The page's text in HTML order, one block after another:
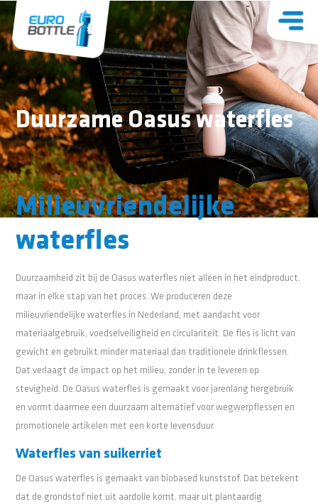
Duurzame Oasus waterfles
Milieuvriendelijke
waterfles
Duurzaamheid zit bij de Oasus waterfles niet alleen in het eindproduct,
maar in elke stap van het proces. We produceren deze
milieuvriendelijke waterfles in Nederland, met aandacht voor
materiaalgebruik, voedselveiligheid en circulariteit. De fles is licht van
gewicht en gebruikt minder materiaal dan traditionele drinkflessen.
Dat verlaagt de impact op het milieu, zonder in te leveren op
stevigheid. De Oasus waterfles is gemaakt voor jarenlang hergebruik
en vormt daarmee een duurzaam alternatief voor wegwerpflessen en
promotionele artikelen met een korte levensduur.
Waterfles van suikerriet
De Oasus waterfles is gemaakt van biobased kunststof. Dat betekent
dat de grondstof niet uit aardolie komt, maar uit plantaardig